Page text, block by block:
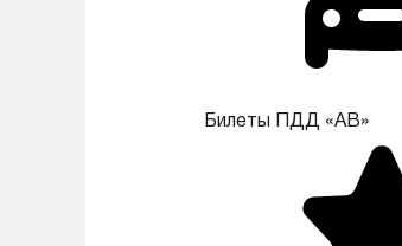
Билеты ПДД «АВ»